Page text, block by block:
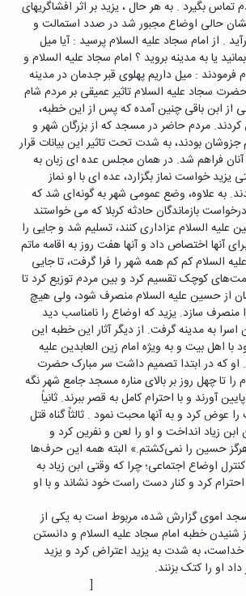
تماس بگیرد . به هر حال ، یزید بر اثر افشاگریهای
حالی اوضاع مجبور شد در صدد استمالت و
. از امام سجاد علیه السلام پرسید : آیا میل
یا به مدینه بروید ؟ امام سجاد علیه السلام و
فرمودند : میل داریم پهلوی قبر جدمان در مدینه
سجاد علیه السلام تاثیر عمیقی بر مردم شام
از ابن باقی چنین آمده که پس از این خطبه،
مردم حاضر در مسجد که از بزرگان شهر و
بودند، به شدت تحت تاثیر این بیانات قرار
آنان فراهم شد. در همان مجلس عده ای زبان به
خواست نماز بگزارد، عده ای با او نماز
به علاوه، وضع عمومی شهر به گونه‌ای شد که
درخواست بازماندگان حادثه کربلا که می خواستند
علیه السلام عزاداری کنند، تسلیم شد و جایی را
آنها اختصاص داد و آنها هفت روز به اقامه ماتم
السلام کم کم همه شهر را فرا گرفت، تا جایی
کوچک تقسیم کرد و بین مردم توزیع کرد تا
از حسین علیه السلام منصرف شود، ولی هیچ
منصرف سازد. یزید که اوضاع را نامناسب دید
اسرا به مدینه گرفت. از دیگر آثار این خطبه این
با اهل بیت و به ویژه امام زین العابدین علیه
او که در ابتدا تصمیم داشت سر مبارک حضرت
را تا چهل روز بر بالای مناره مسجد جامع شهر نگه
آورند و با احترام کامل به قصر ببرند. ثانیاً
کرد و به آنها محبت نمود . ثالثاً گناه قتل
ابن زیاد انداخت و او را لعن و نفرین کرد و
حسین را نمی‌کشتم.» البته همه این حرف‌ها
اوضاع اجتماعی؛ چرا که وقتی ابن زیاد به
کرد و کنار دست راست خود نشاند و با او
اموی گزارش شده، مربوط است به یکی از
شنیدن خطبه امام سجاد علیه السلام و دانستن
خداست، به شدت به یزید اعتراض کرد و یزید
او را کتک بزنند.